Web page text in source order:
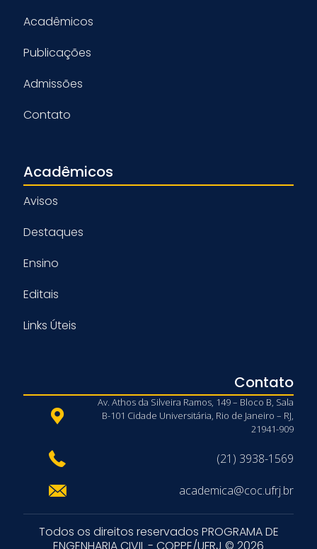
Acadêmicos
Publicações
Admissões
Contato
Acadêmicos
Avisos
Destaques
Ensino
Editais
Links Úteis
Contato
Av. Athos da Silveira Ramos, 149 – Bloco B, Sala
B-101 Cidade Universitária, Rio de Janeiro – RJ,
21941-909
(21) 3938-1569
academica@coc.ufrj.br
Todos os direitos reservados PROGRAMA DE